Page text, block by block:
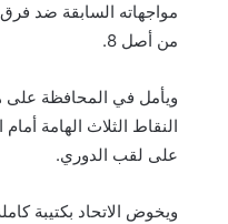
من أصل 8.
ويأمل في المحافظة على
النقاط الثلاث الهامة
على لقب الدوري.
ويخوض الاتحاد بكتيبة